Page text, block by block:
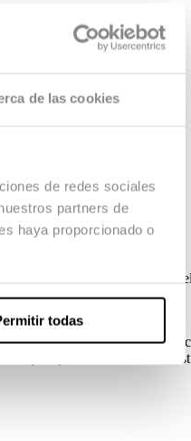
de las cookies
de redes sociales
partners de
haya proporcionado o
todas
este cartero no es gratuita.
Elena Sánchez
Cast